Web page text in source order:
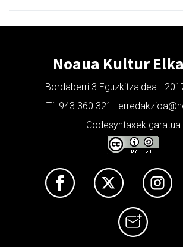
Noaua Kultur
Bordaberri 3 Eguzkitzaldea -
Tf: 943 360 321 |
Codesyntaxek garatua